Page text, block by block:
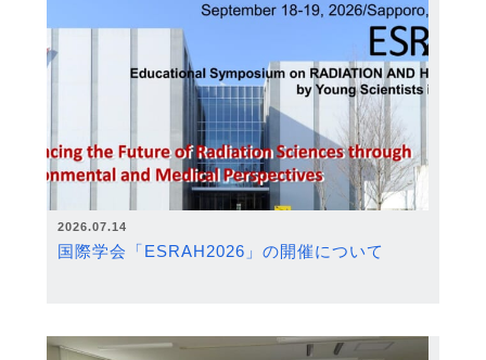
2026.07.14
国際学会「ESRAH2026」の開催について